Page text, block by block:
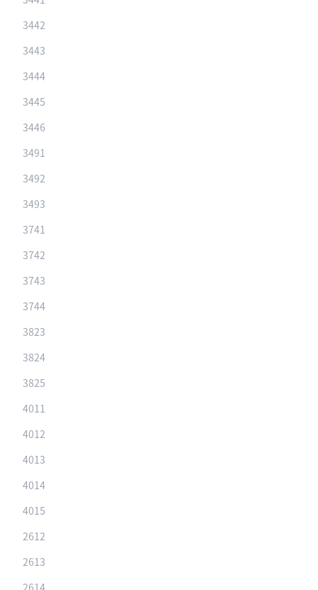
3442
3443
3444
3445
3446
3491
3492
3493
3741
3742
3743
3744
3823
3824
3825
4011
4012
4013
4014
4015
2612
2613
2614